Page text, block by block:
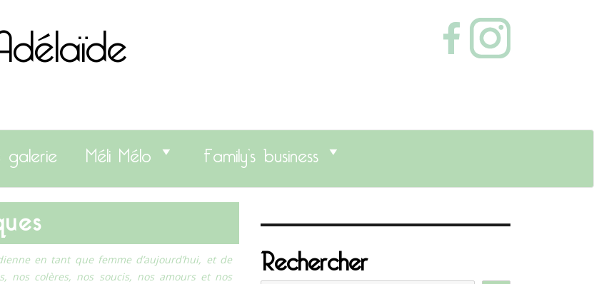
Méli Mélo Family’s business
en tant que femme d’aujourd’hui, et de
nos colères, nos soucis, nos amours et nos
Rechercher